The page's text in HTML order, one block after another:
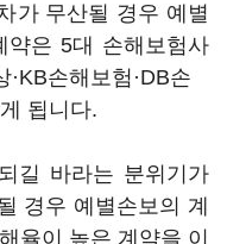
가 무산될 경우 예별
약은 5대 손해보험사
·KB손해보험·DB손
됩니다.
길 바라는 분위기가
경우 예별손보의 계
율이 높은 계약을 이